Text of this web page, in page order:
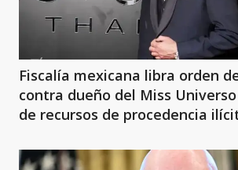
Fiscalía mexicana libra orden
contra dueño del Miss
de recursos de procedencia